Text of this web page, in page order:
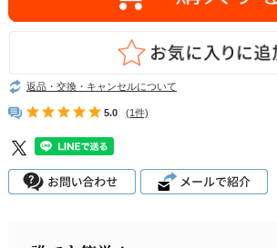
返品・交換・キャンセルについて
5.0 (1件)